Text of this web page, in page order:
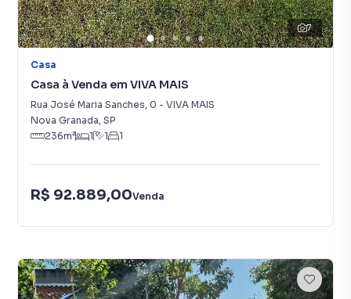
7
Casa
Casa à Venda em VIVA MAIS
Rua José Maria Sanches, 0 - VIVA MAIS
Nova Granada, SP
236m² 1 1 1
R$ 92.889,00Venda